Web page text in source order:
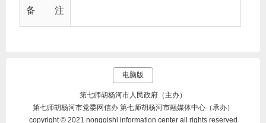
备 注
电脑版
第七师胡杨河市人民政府（主办）
第七师胡杨河市党委网信办 第七师胡杨河市融媒体中心（承办）
copyright © 2021 nongqishi information center all rights reserved